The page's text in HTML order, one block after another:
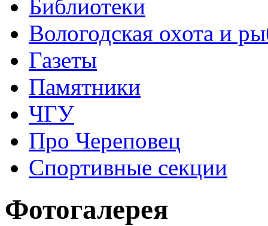
Библиотеки
Вологодская охота и
Газеты
Памятники
ЧГУ
Про Череповец
Спортивные секции
Фотогалерея